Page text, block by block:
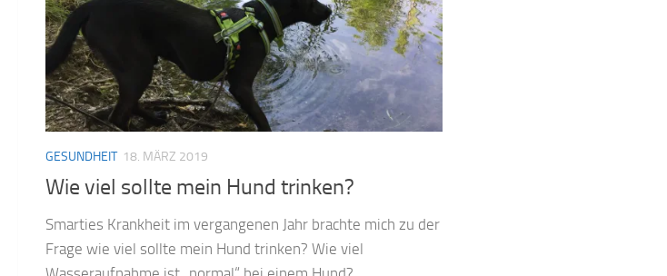
GESUNDHEIT 18. MÄRZ 2019
Wie viel sollte mein Hund trinken?
Smarties Krankheit im vergangenen Jahr brachte mich zu der
Frage wie viel sollte mein Hund trinken? Wie viel